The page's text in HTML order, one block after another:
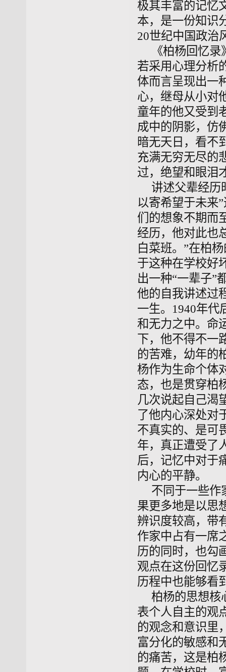
极其丰富的记忆
本，是一份知识
20世纪中国政治
《柏杨回忆
若采用心理分析
体而言呈现出一
心，继母从小对
童年的他又受到
成中的阴影，仿
暗无天日，看不
充满无穷无尽的
过，绝望和眼泪
讲述父辈经历
以寄希望于未来
们的想象不期而
经历，他对此也
白菜班。”在柏
于这种在学校好
出一种“一辈子”
他的自我讲述过
一生。1940年代
和无力之中。命
下，他不得不一
的苦难，幼年的
杨作为生命个体
态，也是贯穿柏
几次说起自己渴
了他内心深处对
不真实的、是可
年，真正遭受了
后，记忆中对于
内心的平静。
不同于一些作
果更多地是以思
辨识度较高，带
作家中占有一席
历的同时，也勾
观点在这份回忆
历程中也能够看
柏杨的思想核
表个人自主的观
的观念和意识里
富分化的敏感和
的痛苦，这是柏